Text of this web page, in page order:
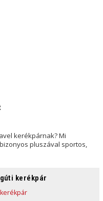
kerékpárnak? Mi
pluszával sportos,
kerékpár